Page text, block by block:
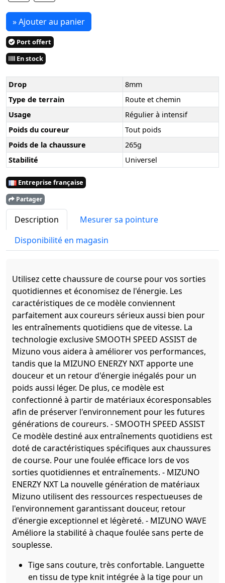
» Ajouter au panier
Port offert
En stock
Drop
8mm
Type de terrain
Route et chemin
Usage
Régulier à intensif
Poids du coureur
Tout poids
Poids de la chaussure
265g
Stabilité
Universel
Entreprise française
Partager
Description
Mesurer sa pointure
Disponibilité en magasin
Utilisez cette chaussure de course pour vos sorties
quotidiennes et économisez de l'énergie. Les
caractéristiques de ce modèle conviennent
parfaitement aux coureurs sérieux aussi bien pour
les entraînements quotidiens que de vitesse. La
technologie exclusive SMOOTH SPEED ASSIST de
Mizuno vous aidera à améliorer vos performances,
tandis que la MIZUNO ENERZY NXT apporte une
douceur et un retour d'énergie inégalés pour un
poids aussi léger. De plus, ce modèle est
confectionné à partir de matériaux écoresponsables
afin de préserver l'environnement pour les futures
générations de coureurs. - SMOOTH SPEED ASSIST
Ce modèle destiné aux entraînements quotidiens est
doté de caractéristiques spécifiques aux chaussures
de course. Pour une foulée efficace lors de vos
sorties quotidiennes et entraînements. - MIZUNO
ENERZY NXT La nouvelle génération de matériaux
Mizuno utilisent des ressources respectueuses de
l'environnement garantissant douceur, retour
d'énergie exceptionnel et légèreté. - MIZUNO WAVE
Améliore la stabilité à chaque foulée sans perte de
souplesse.
Tige sans couture, très confortable. Languette
en tissu de type knit intégrée à la tige pour un